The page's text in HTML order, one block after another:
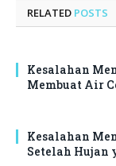
RELATED POSTS
Kesalahan
Membuat Air
Kesalahan
Setelah Hujan